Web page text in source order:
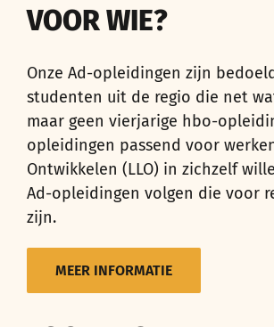
VOOR WIE?
Onze Ad-opleidingen zijn
studenten uit de regio die net
maar geen vierjarige hbo-
opleidingen passend voor
Ontwikkelen (LLO) in zichzelf
Ad-opleidingen volgen die voor
zijn.
MEER INFORMATIE